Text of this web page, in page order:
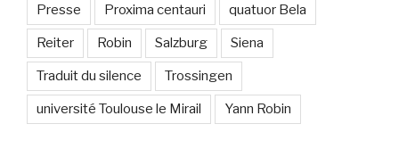
Presse Proxima centauri quatuor Bela
Reiter Robin Salzburg Siena
Traduit du silence Trossingen
université Toulouse le Mirail Yann Robin